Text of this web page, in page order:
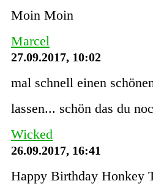
Moin Moin
Marcel
27.09.2017, 10:02
mal schnell einen
lassen... schön das du
Wicked
26.09.2017, 16:41
Happy Birthday Honkey